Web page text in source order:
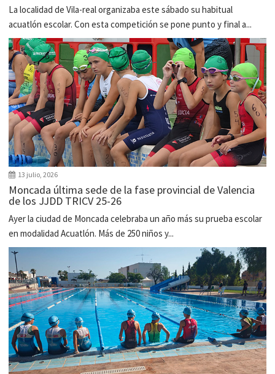
La localidad de Vila-real organizaba este sábado su habitual
acuatlón escolar. Con esta competición se pone punto y final a...
13 julio, 2026
Moncada última sede de la fase provincial de Valencia
de los JJDD TRICV 25-26
Ayer la ciudad de Moncada celebraba un año más su prueba escolar
en modalidad Acuatlón. Más de 250 niños y...